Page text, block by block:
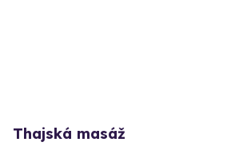
Thajská masáž